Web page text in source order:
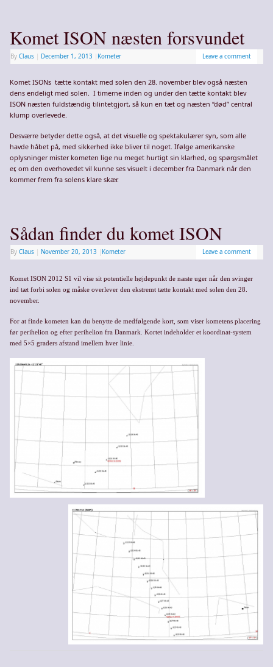
Komet ISON næsten forsvundet
ByClaus | December 1, 2013 | Kometer Leave a comment
Komet ISONs tætte kontakt med solen den 28. november blev også næsten
dens endeligt med solen. I timerne inden og under den tætte kontakt blev
ISON næsten fuldstændig tilintetgjort, så kun en tæt og næsten “død” central
klump overlevede.
Desværre betyder dette også, at det visuelle og spektakulærer syn, som alle
havde håbet på, med sikkerhed ikke bliver til noget. Ifølge amerikanske
oplysninger mister kometen lige nu meget hurtigt sin klarhed, og spørgsmålet
er, om den overhovedet vil kunne ses visuelt i december fra Danmark når den
kommer frem fra solens klare skær.
Sådan finder du komet ISON
ByClaus November 20, 2013 Kometer Leave a comment
Komet ISON 2012 S1 vil vise sit potentielle højdepunkt de næste uger når den svinger
ind tæt forbi solen og måske overlever den ekstremt tætte kontakt med solen den 28.
november.
For at finde kometen kan du benytte de medfølgende kort, som viser kometens placering
før perihelion og efter perihelion fra Danmark. Kortet indeholder et koordinat-system
med 5×5 graders afstand imellem hver linie.